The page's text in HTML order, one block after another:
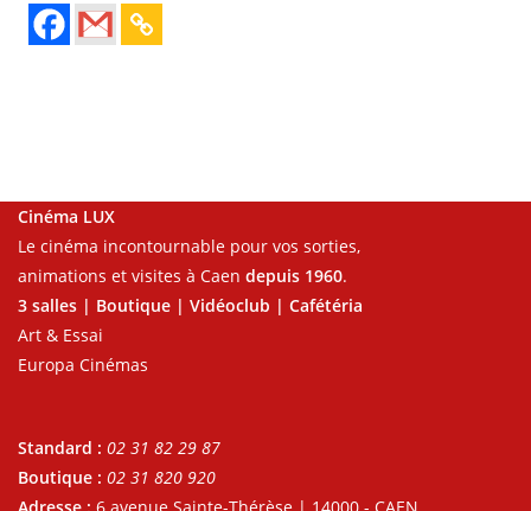
Cinéma LUX
Le cinéma incontournable pour vos sorties,
animations et visites à Caen depuis 1960.
3 salles | Boutique | Vidéoclub | Cafétéria
Art & Essai
Europa Cinémas
Standard : 02 31 82 29 87
Boutique : 02 31 820 920